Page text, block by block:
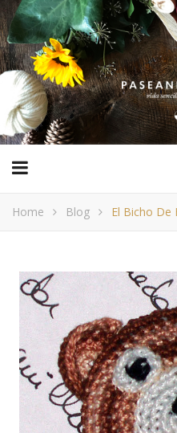
Home Blog El Bicho De